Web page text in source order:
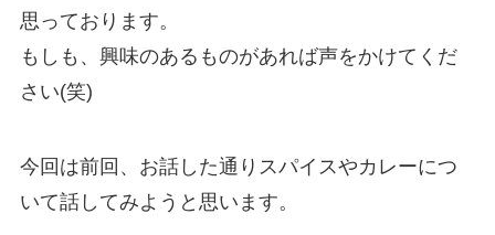
思っております。
もしも、興味のあるものがあれば声をかけてくだ
さい(笑)
今回は前回、お話した通りスパイスやカレーにつ
いて話してみようと思います。